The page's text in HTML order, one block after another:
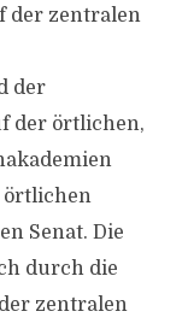
der zentralen
der
der örtlichen,
örtlichen
Senat. Die
durch die
zentralen